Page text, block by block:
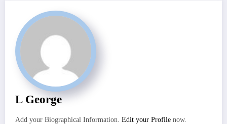
L George
Add your Biographical Information. Edit your Profile now.